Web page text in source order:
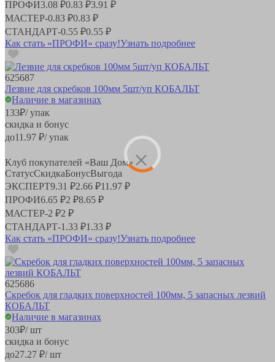
ПРОФИ3.08 ₽0.83 ₽3.91 ₽
МАСТЕР-0.83 ₽0.83 ₽
СТАНДАРТ-0.55 ₽0.55 ₽
Как стать «ПРОФИ» сразу!Узнать подробнее
625687
Лезвие для скребков 100мм 5шт/уп КОБАЛЬТ
Наличие в магазинах
133₽/ упак
скидка и бонус
до11.97 ₽/ упак
Клуб покупателей «Ваш Дом»
СтатусСкидкаБонусВыгода
ЭКСПЕРТ9.31 ₽2.66 ₽11.97 ₽
ПРОФИ6.65 ₽2 ₽8.65 ₽
МАСТЕР-2 ₽2 ₽
СТАНДАРТ-1.33 ₽1.33 ₽
Как стать «ПРОФИ» сразу!Узнать подробнее
625686
Скребок для гладких поверхностей 100мм, 5 запасных лезвий
КОБАЛЬТ
Наличие в магазинах
303₽/ шт
скидка и бонус
до27.27 ₽/ шт